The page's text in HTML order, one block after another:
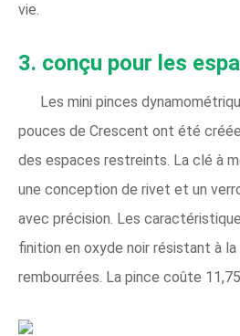
vie.
3. conçu pour les
Les mini pinces
pouces de Crescent ont été
des espaces restreints. La clé à
une conception de rivet et un
avec précision. Les
finition en oxyde noir résistant à
rembourrées. La pince coûte